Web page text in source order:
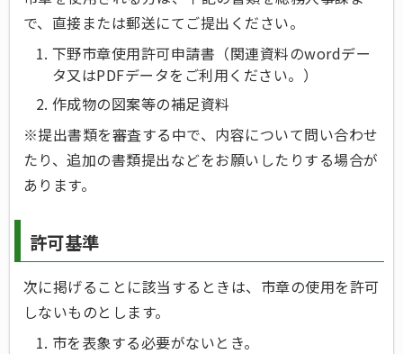
で、直接または郵送にてご提出ください。
下野市章使用許可申請書（関連資料のwordデー
タ又はPDFデータをご利用ください。）
作成物の図案等の補足資料
※提出書類を審査する中で、内容について問い合わせ
たり、追加の書類提出などをお願いしたりする場合が
あります。
許可基準
次に掲げることに該当するときは、市章の使用を許可
しないものとします。
市を表象する必要がないとき。